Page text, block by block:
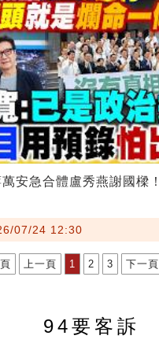
安急合體盧秀燕謝國樑！
07/24 12:30
上一頁 1 2 3 下一頁
94要客訴